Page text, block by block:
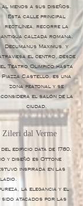
al menos a sus diseños.
Esta calle principal
rectilínea, recorre la
antigua calzada romana,
Decumanus Maximus, y
el centro, desde
el Teatro Olimpico hasta
Piazza Castello, es una
zona peatonal y se
considera el salón de la
ciudad.
Zileri dal Verme
edificio data de 1780.
y diseñó es Ottone
inspirada en las
la elegancia y el
sido atacados por las